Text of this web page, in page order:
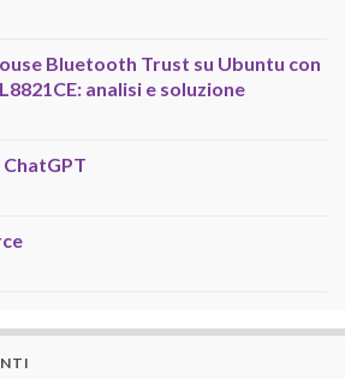
Bluetooth Trust su Ubuntu con
analisi e soluzione